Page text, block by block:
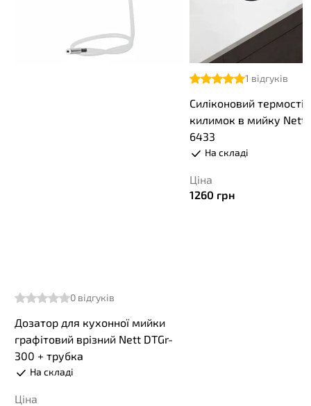
0 відгуків
Дозатор для кухонної мийки
графітовий врізний Nett DTGr-
300 + трубка
На складі
Ціна
1 відгуків
Силіконовий
килимок в мийку Nett
6433
На складі
Ціна
1260 грн